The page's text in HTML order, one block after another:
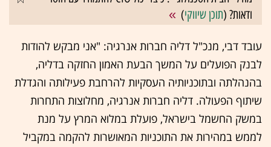
ודאות? (תוכן שיווקי)
עובד דבי, מנכ"ל דליה חברות אנרגיה: "אני מבקש להודות
לבנק הפועלים על המשך הבעת האמון החזקה בדליה,
בהנהלתה ובתוכניותיה העסקיות להרחבת פעילותה והגדלת
שיתוף הפעולה. דליה חברות אנרגיה, מחלוצות התחרות
במשק החשמל בישראל, פועלת במלוא המרץ על מנת
לממש במהירות את התוכניות המאושרות להקמה במקביל